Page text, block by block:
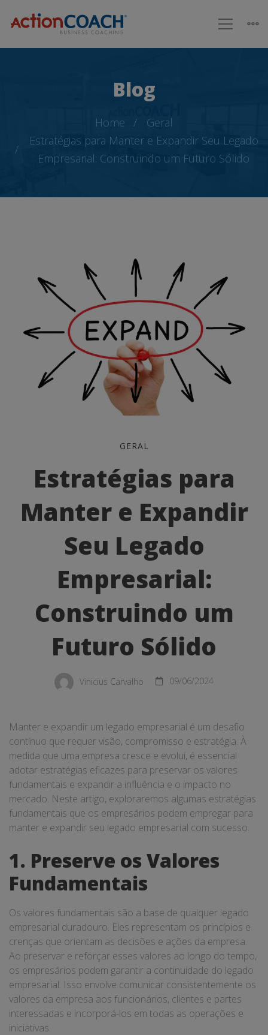
Blog
Home
Geral
Estratégias para Manter e Expandir Seu Legado
Empresarial: Construindo um Futuro Sólido
para
Manter
Expandir
Legado
Empresarial:
Construindo
Futuro
GERAL
Estratégias para
Manter e Expandir
Seu Legado
Empresarial:
Construindo um
Futuro Sólido
Vinicius Carvalho 09/06/2024
Manter e expandir um legado empresarial é um desafio
contínuo que requer visão, compromisso e estratégia. À
medida que uma empresa cresce e evolui, é essencial
adotar estratégias eficazes para preservar os valores
fundamentais e expandir a influência e o impacto no
mercado. Neste artigo, exploraremos algumas estratégias
fundamentais que os empresários podem empregar para
manter e expandir seu legado empresarial com sucesso.
1. Preserve os Valores
Fundamentais
Os valores fundamentais são a base de qualquer legado
empresarial duradouro. Eles representam os princípios e
crenças que orientam as decisões e ações da empresa.
Ao preservar e reforçar esses valores ao longo do tempo,
os empresários podem garantir a continuidade do legado
empresarial. Isso envolve comunicar consistentemente os
valores da empresa aos funcionários, clientes e partes
interessadas e incorporá-los em todas as operações e
iniciativas.